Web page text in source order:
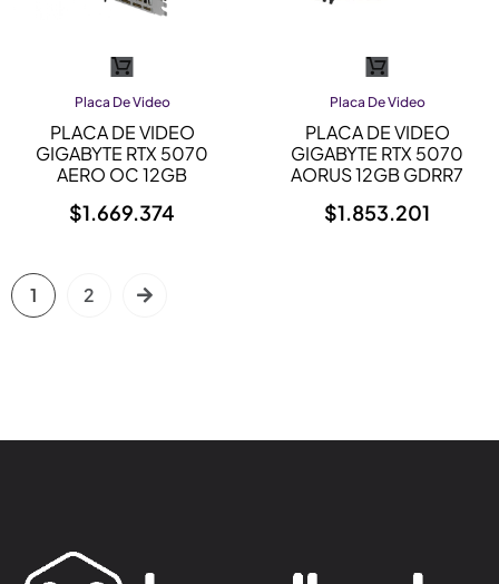
Placa De Video
PLACA DE VIDEO
GIGABYTE RTX 5070
AERO OC 12GB
$1.669.374
Placa De Video
PLACA DE VIDEO
GIGABYTE RTX 5070
AORUS 12GB GDRR7
$1.853.201
1 2